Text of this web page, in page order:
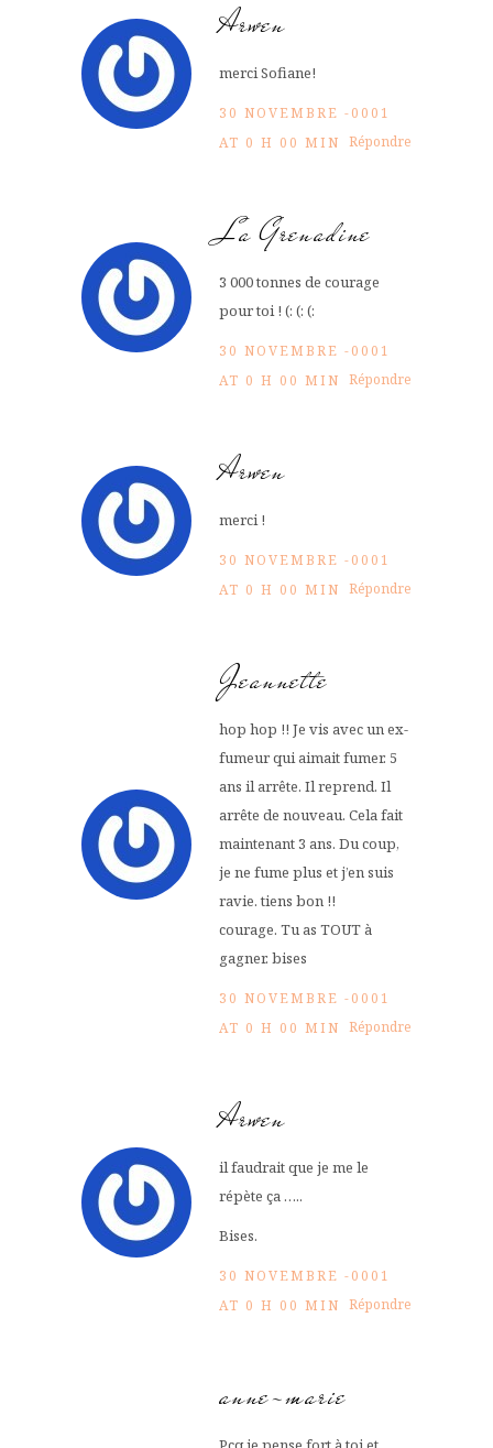
Arwen
merci Sofiane!
30 NOVEMBRE -0001
AT 0 H 00 MIN Répondre
La Grenadine
3 000 tonnes de courage
pour toi ! (: (: (:
30 NOVEMBRE -0001
AT 0 H 00 MIN Répondre
Arwen
merci !
30 NOVEMBRE -0001
AT 0 H 00 MIN Répondre
Jeannette
hop hop !! Je vis avec un ex-
fumeur qui aimait fumer. 5
ans il arrête. Il reprend. Il
arrête de nouveau. Cela fait
maintenant 3 ans. Du coup,
je ne fume plus et j’en suis
ravie. tiens bon !!
courage. Tu as TOUT à
gagner. bises
30 NOVEMBRE -0001
AT 0 H 00 MIN Répondre
Arwen
il faudrait que je me le
répète ça …..
Bises.
30 NOVEMBRE -0001
AT 0 H 00 MIN Répondre
anne-marie